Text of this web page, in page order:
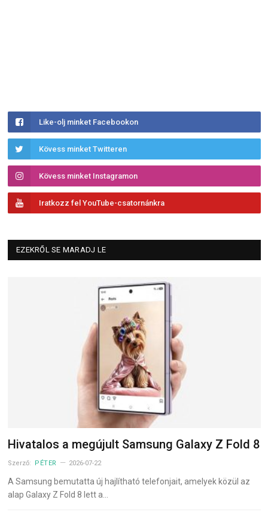
Like-olj minket Facebookon
Kövess minket Twitteren
Kövess minket Instagramon
Iratkozz fel YouTube-csatornánkra
EZEKRŐL SE MARADJ LE
Hivatalos a megújult Samsung Galaxy Z Fold 8
Szerző: PÉTER 2026-07-22
A Samsung bemutatta új hajlítható telefonjait, amelyek közül az
alap Galaxy Z Fold 8 lett a…